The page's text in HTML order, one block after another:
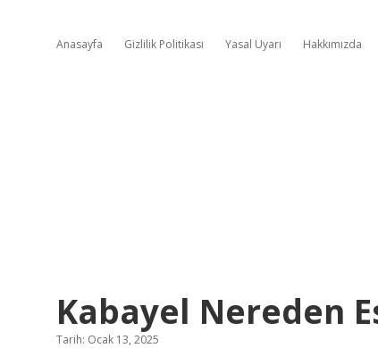
Anasayfa Gizlilik Politikası Yasal Uyarı Hakkımızda
Kabayel Nereden
Tarih: Ocak 13, 2025